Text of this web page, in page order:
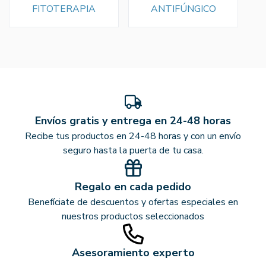
FITOTERAPIA ANTIFÚNGICO
Envíos gratis y entrega en 24-48 horas
Recibe tus productos en 24-48 horas y con un envío
seguro hasta la puerta de tu casa.
Regalo en cada pedido
Benefíciate de descuentos y ofertas especiales en
nuestros productos seleccionados
Asesoramiento experto